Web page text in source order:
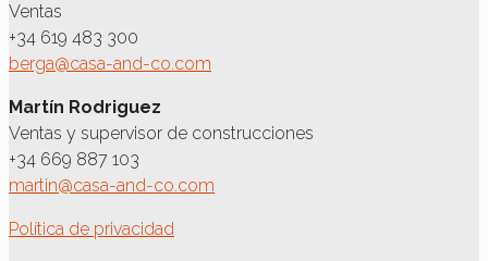
Ventas
+34 619 483 300
berga@casa-and-co.com
Martín Rodriguez
Ventas y supervisor de construcciones
+34 669 887 103
martin@casa-and-co.com
Política de privacidad